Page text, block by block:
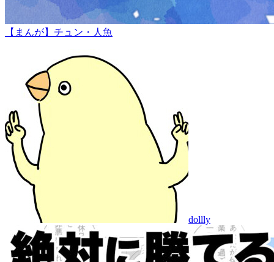
【まんが】チュン・人魚
dollly